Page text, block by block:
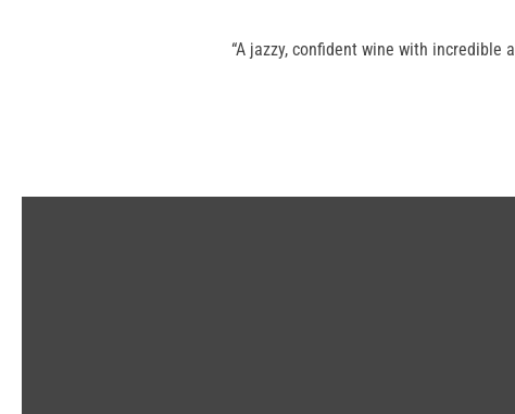
“A jazzy, confident wine with incredible